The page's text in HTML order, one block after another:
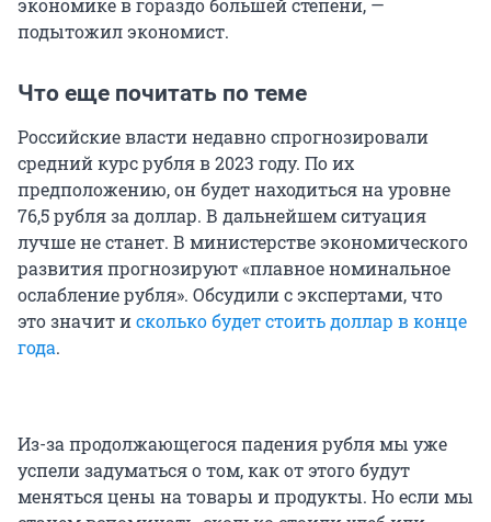
экономике в гораздо большей степени, —
подытожил экономист.
Что еще почитать по теме
Российские власти недавно спрогнозировали
средний курс рубля в 2023 году. По их
предположению, он будет находиться на уровне
76,5 рубля за доллар. В дальнейшем ситуация
лучше не станет. В министерстве экономического
развития прогнозируют «плавное номинальное
ослабление рубля». Обсудили с экспертами, что
это значит исколько будет стоить доллар в конце
года.
Из-за продолжающегося падения рубля мы уже
успели задуматься о том, как от этого будут
меняться цены на товары и продукты. Но если мы